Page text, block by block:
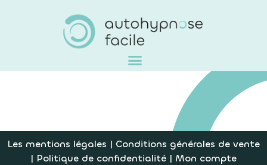
Les mentions légales | Conditions générales de vente
| Politique de confidentialité | Mon compte